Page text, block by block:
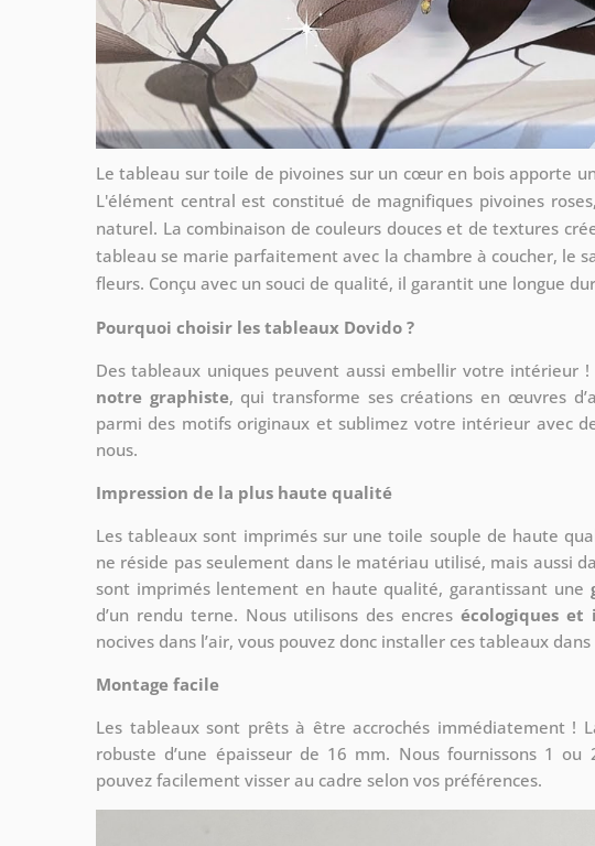
Le tableau sur toile de pivoines sur un cœur en bois apporte
L'élément central est constitué de magnifiques pivoines
naturel. La combinaison de couleurs douces et de textures
tableau se marie parfaitement avec la chambre à coucher, le
fleurs. Conçu avec un souci de qualité, il garantit une longue
Pourquoi choisir les tableaux Dovido ?
Des tableaux uniques peuvent aussi embellir votre intérieur !
notre graphiste, qui transforme ses créations en œuvres
parmi des motifs originaux et sublimez votre intérieur avec
nous.
Impression de la plus haute qualité
Les tableaux sont imprimés sur une toile souple de haute
ne réside pas seulement dans le matériau utilisé, mais aussi
sont imprimés lentement en haute qualité, garantissant une
d’un rendu terne. Nous utilisons des encres écologiques et
nocives dans l’air, vous pouvez donc installer ces tableaux
Montage facile
Les tableaux sont prêts à être accrochés immédiatement !
robuste d’une épaisseur de 16 mm. Nous fournissons 1
pouvez facilement visser au cadre selon vos préférences.